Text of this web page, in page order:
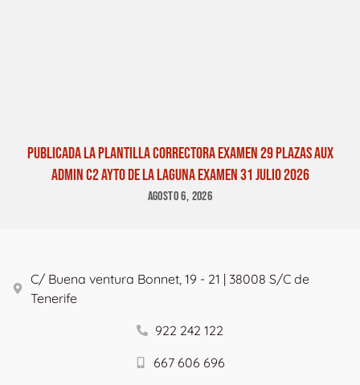
PUBLICADA LA PLANTILLA CORRECTORA EXAMEN 29 PLAZAS AUX
ADMIN C2 AYTO DE LA LAGUNA EXAMEN 31 JULIO 2026
AGOSTO 6, 2026
C/ Buena ventura Bonnet, 19 - 21 | 38008 S/C de
Tenerife
922 242 122
667 606 696